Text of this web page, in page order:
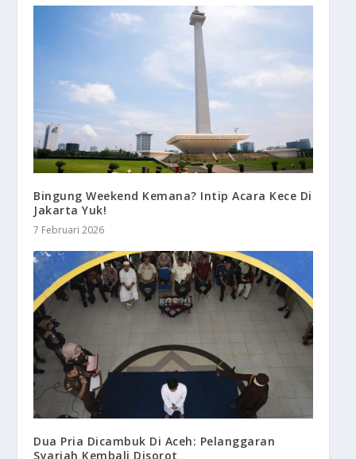
Bingung Weekend Kemana? Intip Acara Kece Di
Jakarta Yuk!
7 Februari 2026
Dua Pria Dicambuk Di Aceh: Pelanggaran
Syariah Kembali Disorot